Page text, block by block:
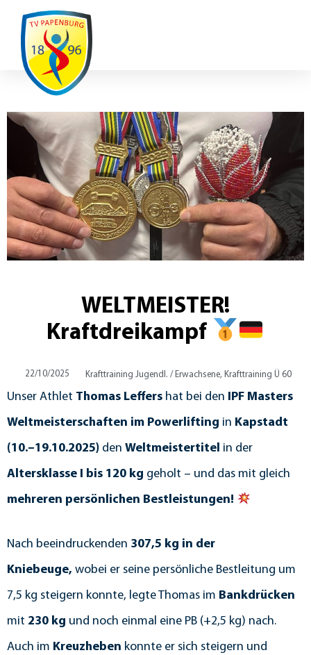
Ausfälle / Änderungen
WELTMEISTER!
Kraftdreikampf
22/10/2025 Krafttraining Jugendl. / Erwachsene, Krafttraining Ü 60
Unser Athlet Thomas Leffers hat bei den IPF Masters
Weltmeisterschaften im Powerlifting in Kapstadt
(10.–19.10.2025) den Weltmeistertitel in der
Altersklasse I bis 120 kg geholt – und das mit gleich
mehreren persönlichen Bestleistungen!
Nach beeindruckenden 307,5 kg in der
Kniebeuge, wobei er seine persönliche Bestleitung um
7,5 kg steigern konnte, legte Thomas im Bankdrücken
mit 230 kg und noch einmal eine PB (+2,5 kg) nach.
Auch im Kreuzheben konnte er sich steigern und